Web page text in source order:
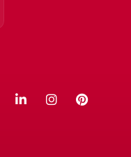
LinkedIn